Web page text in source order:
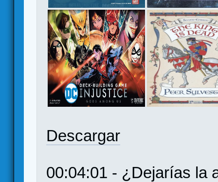
Descargar
00:04:01 - ¿Dejarías la